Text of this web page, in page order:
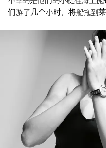
们游了几个小时，将船拖到莱